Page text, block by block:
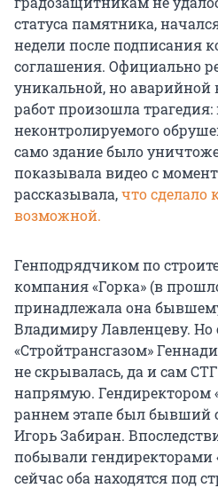
статуса памятника,
недели после подписания
соглашения. Официально
уникальной, но аварийной
работ произошла трагедия:
неконтролируемого
само здание было
показывала видео с
рассказывала,что сделало
возможной.
Генподрядчиком по
компания «Горка» (в
принадлежала она
Владимиру Лавленцеву. Но
«Стройтрансгазом»
не скрывалась, да и сам
напрямую. Гендиректором
раннем этапе был бывший
Игорь Забиран.
побывали гендиректорами
сейчас оба находятся под